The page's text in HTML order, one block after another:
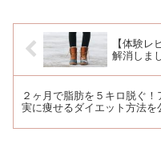
【体験
解消しま
２ヶ月で脂肪を５キロ脱ぐ
実に痩せるダイエット方法を